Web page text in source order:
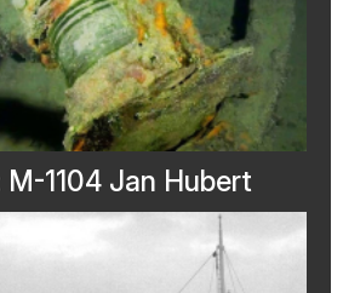
M-1104 Jan Hubert